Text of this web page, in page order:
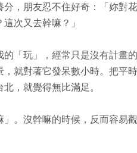
，朋友忍不住好奇：「妳對
次又去幹嘛？」
「玩」，經常只是沒有計畫
就對著它發呆數小時。把平
，就覺得無比滿足。
。沒幹嘛的時候，反而容易